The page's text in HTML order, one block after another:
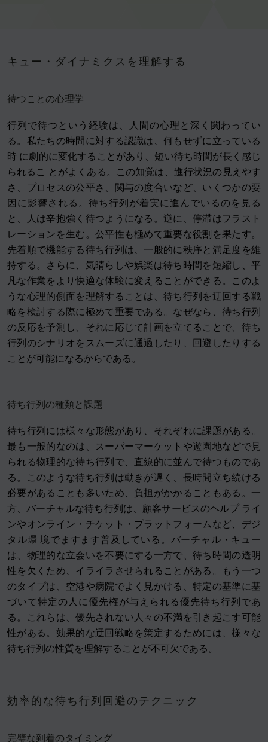
キュー・ダイナミクスを理解する
待つことの心理学
行列で待つという経験は、人間の心理と深く関わってい
る。私たちの時間に対する認識は、何もせずに立っている
時 に劇的に変化することがあり、短い待ち時間が長く感じ
られるこ とがよくある。この知覚は、進行状況の見えやす
さ、プロセスの公平さ、関与の度合いなど、いくつかの要
因に影響される。待ち行列が着実に進んでいるのを見る
と、人は辛抱強く待つようになる。逆に、停滞はフラスト
レーションを生む。公平性も極めて重要な役割を果たす。
先着順で機能する待ち行列は、一般的に秩序と満足度を維
持する。さらに、気晴らしや娯楽は待ち時間を短縮し、平
凡な作業をより快適な体験に変えることができる。このよ
うな心理的側面を理解することは、待ち行列を迂回する戦
略を検討する際に極めて重要である。なぜなら、待ち行列
の反応を予測し、それに応じて計画を立てることで、待ち
行列のシナリオをスムーズに通過したり、回避したりする
ことが可能になるからである。
待ち行列の種類と課題
待ち行列には様々な形態があり、それぞれに課題がある。
最も一般的なのは、スーパーマーケットや遊園地などで見
られる物理的な待ち行列で、直線的に並んで待つものであ
る。このような待ち行列は動きが遅く、長時間立ち続ける
必要があることも多いため、負担がかかることもある。一
方、バーチャルな待ち行列は、顧客サービスのヘルプ ライ
ンやオンライン・チケット・プラットフォームなど、デジ
タル環 境でますます普及している。バーチャル・キュー
は、物理的な立会いを不要にする一方で、待ち時間の透明
性を欠くため、イライラさせられることがある。もう一つ
のタイプは、空港や病院でよく見かける、特定の基準に基
づいて特定の人に優先権が与えられる優先待ち行列であ
る。これらは、優先されない人々の不満を引き起こす可能
性がある。効果的な迂回戦略を策定するためには、様々な
待ち行列の性質を理解することが不可欠である。
効率的な待ち行列回避のテクニック
完璧な到着のタイミング